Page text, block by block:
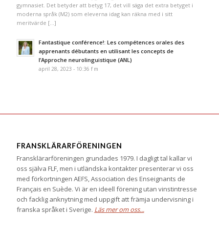
gymnasiet. Det betyder att betyg 17, det vill säga det extra betyget i
moderna språk (M2) som eleverna idag kan räkna med i sitt
meritvärde […]
Fantastique conférence!: Les compétences orales des
apprenants débutants en utilisant les concepts de
l’Approche neurolinguistique (ANL)
april 28, 2023 - 10:36 f m
FRANSKLÄRARFÖRENINGEN
Fransklärarföreningen grundades 1979. I dagligt tal kallar vi
oss själva FLF, men i utländska kontakter presenterar vi oss
med förkortningen AEFS, Association des Enseignants de
Français en Suède. Vi är en ideell förening utan vinstintresse
och facklig anknytning med uppgift att främja undervisning i
franska språket i Sverige. Läs mer om oss...